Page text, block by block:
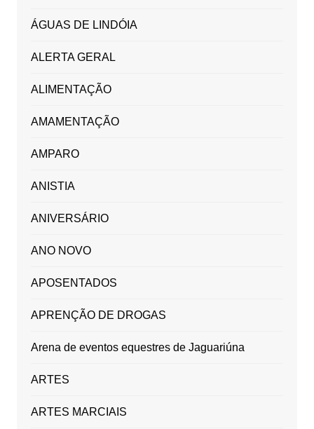
ÁGUAS DE LINDÓIA
ALERTA GERAL
ALIMENTAÇÃO
AMAMENTAÇÃO
AMPARO
ANISTIA
ANIVERSÁRIO
ANO NOVO
APOSENTADOS
APRENÇÃO DE DROGAS
Arena de eventos equestres de Jaguariúna
ARTES
ARTES MARCIAIS